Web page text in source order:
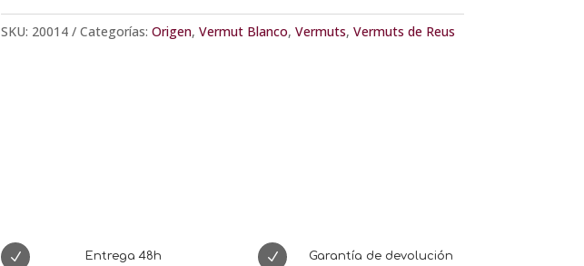
cantidad
SKU: 20014 Categorías: Origen, Vermut Blanco, Vermuts, Vermuts de Reus
N Entrega 48h N Garantía de devolución